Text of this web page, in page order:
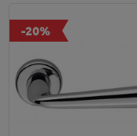
-20%